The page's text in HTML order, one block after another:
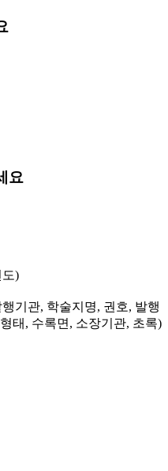
요
도)
기관, 학술지명, 권호, 발행
태, 수록면, 소장기관, 초록)